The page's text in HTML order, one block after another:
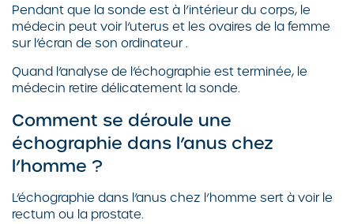
Pendant que la sonde est à l’intérieur du corps, le
médecin peut voir l’uterus et les ovaires de la femme
sur l’écran de son ordinateur .
Quand l’analyse de l’échographie est terminée, le
médecin retire délicatement la sonde.
Comment se déroule une
échographie dans l’anus chez
l’homme ?
L’échographie dans l’anus chez l’homme sert à voir le
rectum ou la prostate.